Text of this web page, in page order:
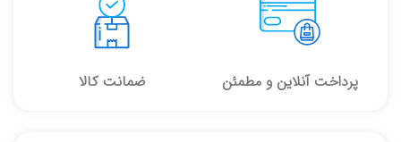
پرداخت آنلاین و مطمئن ضمانت کالا